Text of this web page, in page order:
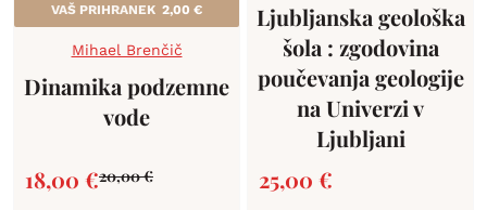
VAŠ PRIHRANEK 2,00 €
Mihael Brenčič
Dinamika podzemne
vode
20,00€
18,00 €
Ljubljanska geološka
šola : zgodovina
poučevanja geologije
na Univerzi v
Ljubljani
25,00 €